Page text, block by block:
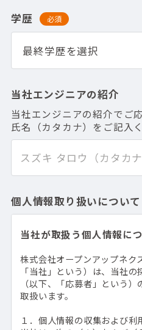
学歴 必須
当社エンジニアの紹介
当社エンジニアの紹介でご
氏名（カタカナ）をご記入
個人情報取り扱いについて
当社が取扱う個人情報に
株式会社オープンアップネク
「当社」という）は、当社
（以下、「応募者」という
取扱います。
１．個人情報の収集および利